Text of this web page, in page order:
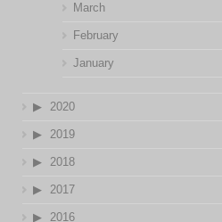
March
February
January
2020
2019
2018
2017
2016